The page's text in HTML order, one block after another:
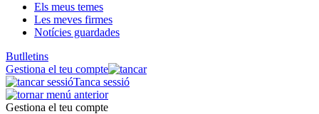
Els meus temes
Les meves firmes
Notícies guardades
Butlletins
Gestiona el teu compte
Tanca sessió
Gestiona el teu compte